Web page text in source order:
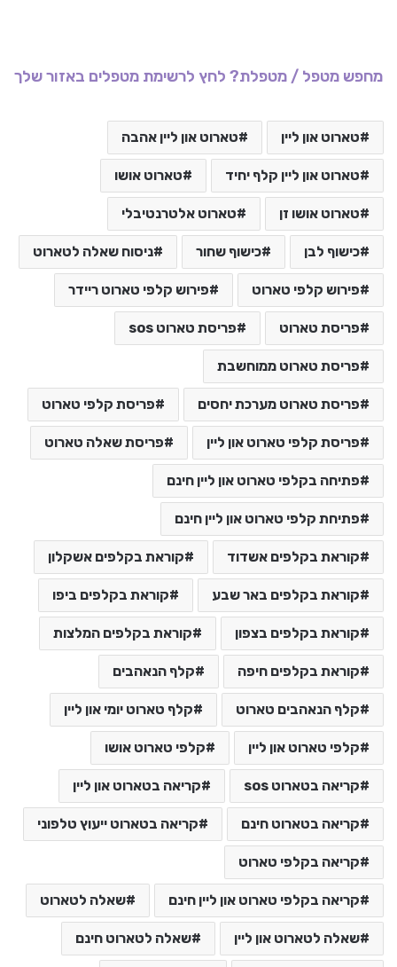
מחפש מטפל / מטפלת? לחץ לרשימת מטפלים באזור שלך
טארוט און ליין טארוט און ליין אהבה
טארוט און ליין קלף יחיד טארוט אושו
טארוט אושו זן טארוט אלטרנטיבלי
כישוף לבן כישוף שחור ניסוח שאלה לטארוט
פירוש קלפי טארוט פירוש קלפי טארוט ריידר
פריסת טארוט פריסת טארוט sos
פריסת טארוט ממוחשבת
פריסת טארוט מערכת יחסים פריסת קלפי טארוט
פריסת קלפי טארוט און ליין פריסת שאלה טארוט
פתיחה בקלפי טארוט און ליין חינם
פתיחת קלפי טארוט און ליין חינם
קוראת בקלפים אשדוד קוראת בקלפים אשקלון
קוראת בקלפים באר שבע קוראת בקלפים ביפו
קוראת בקלפים בצפון קוראת בקלפים המלצות
קוראת בקלפים חיפה קלף הנאהבים
קלף הנאהבים טארוט קלף טארוט יומי און ליין
קלפי טארוט און ליין קלפי טארוט אושו
קריאה בטארוט sos קריאה בטארוט און ליין
קריאה בטארוט חינם קריאה בטארוט ייעוץ טלפוני
קריאה בקלפי טארוט
קריאה בקלפי טארוט און ליין חינם שאלה לטארוט
שאלה לטארוט און ליין שאלה לטארוט חינם